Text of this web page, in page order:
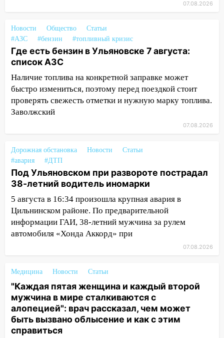
В Ульяновском госуниверситете
цифровой ПЦР
15:47 Ульяновцы могут вернуть деньги
за абонементы закрывшегося фитнес-
клуба «Рекорд-Fitness»
15:34 После вмешательства
прокуратуры в селах Ульяновской
области привели в порядок детские
капремонт школы в селе Кивать
15:08 В Кузоватово после прокурорской
проверки обновили разметку на
пешеходных переходах
14:40 На проспекте Гая в Ульяновске
запретили остановку автомобилей на
50-метровом участке
В Новом городе 8 августа пройдет
мотофристайлом и концертом
«Мураками»
14:04 Жару смоет ливнями: прогноз
погоды в Ульяновской области на
выходные 8-9 августа
07.08.2026
Новости Общество
Статьи
#АЗС
#бензин #топливный кризис
Где есть бензин в Ульяновске 7 августа:
список АЗС
Наличие топлива на конкретной заправке может
быстро измениться, поэтому перед поездкой стоит
проверять свежесть отметки и нужную марку топлива.
Заволжский
07.08.2026
Дорожная обстановка Новости
Статьи
#авария
#ДТП
Под Ульяновском при развороте пострадал
38-летний водитель иномарки
5 августа в 16:34 произошла крупная авария в
Цильнинском районе. По предварительной
информации ГАИ, 38-летний мужчина за рулем
автомобиля «Хонда Аккорд» при
07.08.2026
Медицина Новости Статьи
"Каждая пятая женщина и каждый второй
мужчина в мире сталкиваются с
алопецией": врач рассказал, чем может
быть вызвано облысение и как с этим
справиться